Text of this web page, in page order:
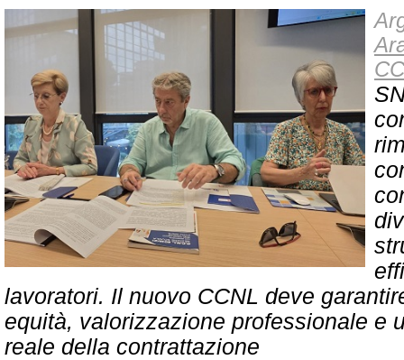
lavoratori. Il nuovo CCNL deve
equità, valorizzazione professionale e
reale della contrattazione